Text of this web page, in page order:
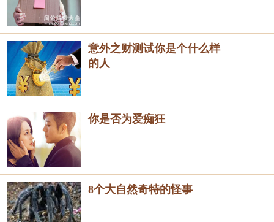
意外之财测试你是个什么样
的人
你是否为爱痴狂
8个大自然奇特的怪事